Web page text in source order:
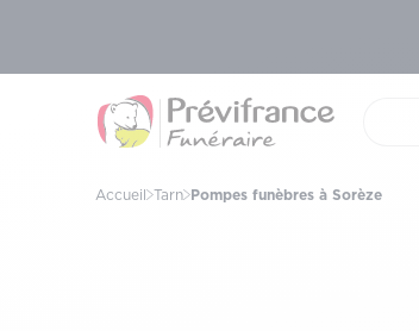
Accueil Tarn Pompes funèbres à Sorèze